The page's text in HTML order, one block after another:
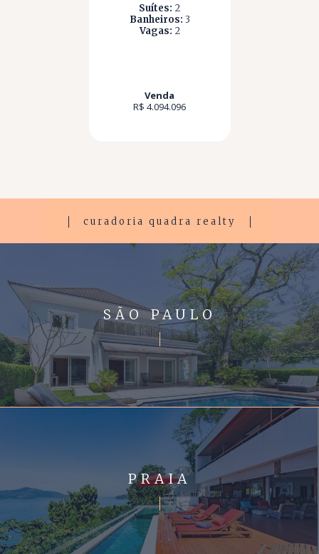
Suítes: 2
Banheiros: 3
Vagas: 2
Venda
R$ 4.094.096
curadoria quadra realty
SÃO PAULO
PRAIA